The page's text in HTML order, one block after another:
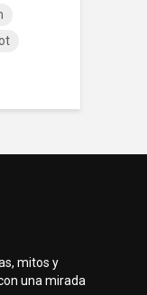
mitos y
una mirada